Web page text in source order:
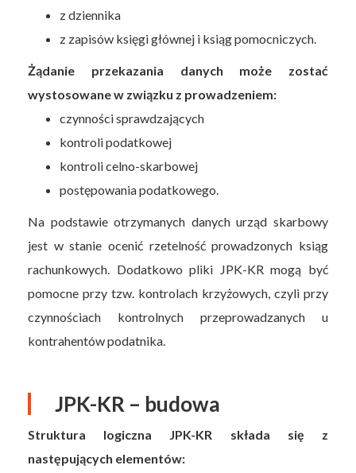
z dziennika
z zapisów księgi głównej i ksiąg pomocniczych.
Żądanie przekazania danych może zostać
wystosowane w związku z prowadzeniem:
czynności sprawdzających
kontroli podatkowej
kontroli celno-skarbowej
postępowania podatkowego.
Na podstawie otrzymanych danych urząd skarbowy
jest w stanie ocenić rzetelność prowadzonych ksiąg
rachunkowych. Dodatkowo pliki JPK-KR mogą być
pomocne przy tzw. kontrolach krzyżowych, czyli przy
czynnościach kontrolnych przeprowadzanych u
kontrahentów podatnika.
JPK-KR – budowa
Struktura logiczna JPK-KR składa się z
następujących elementów: